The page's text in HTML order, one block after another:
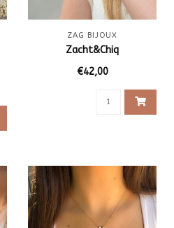
ZAG BIJOUX
Zacht&Chiq
€42,00